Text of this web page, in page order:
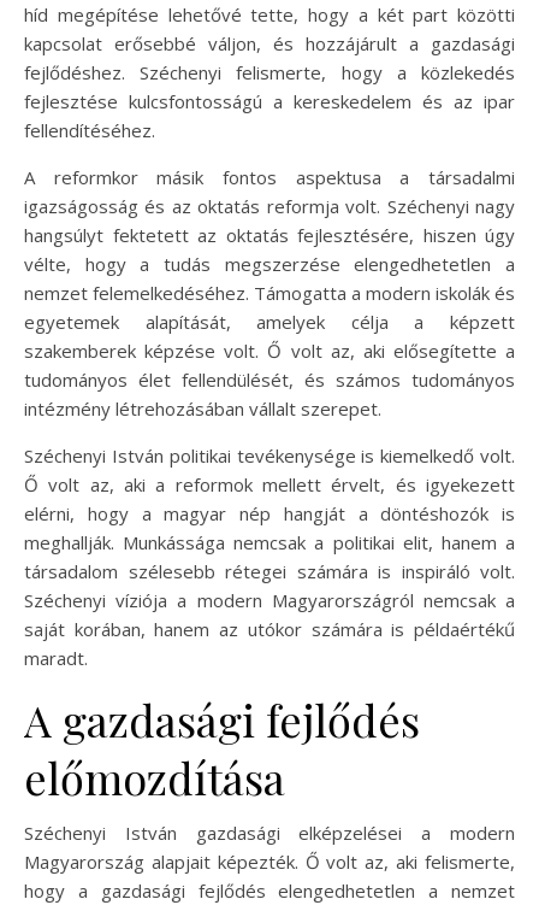
híd megépítése lehetővé tette, hogy a két part közötti
kapcsolat erősebbé váljon, és hozzájárult a gazdasági
fejlődéshez. Széchenyi felismerte, hogy a közlekedés
fejlesztése kulcsfontosságú a kereskedelem és az ipar
fellendítéséhez.
A reformkor másik fontos aspektusa a társadalmi
igazságosság és az oktatás reformja volt. Széchenyi nagy
hangsúlyt fektetett az oktatás fejlesztésére, hiszen úgy
vélte, hogy a tudás megszerzése elengedhetetlen a
nemzet felemelkedéséhez. Támogatta a modern iskolák és
egyetemek alapítását, amelyek célja a képzett
szakemberek képzése volt. Ő volt az, aki elősegítette a
tudományos élet fellendülését, és számos tudományos
intézmény létrehozásában vállalt szerepet.
Széchenyi István politikai tevékenysége is kiemelkedő volt.
Ő volt az, aki a reformok mellett érvelt, és igyekezett
elérni, hogy a magyar nép hangját a döntéshozók is
meghallják. Munkássága nemcsak a politikai elit, hanem a
társadalom szélesebb rétegei számára is inspiráló volt.
Széchenyi víziója a modern Magyarországról nemcsak a
saját korában, hanem az utókor számára is példaértékű
maradt.
A gazdasági fejlődés
előmozdítása
Széchenyi István gazdasági elképzelései a modern
Magyarország alapjait képezték. Ő volt az, aki felismerte,
hogy a gazdasági fejlődés elengedhetetlen a nemzet